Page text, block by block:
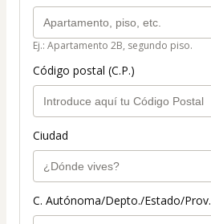
Ej.: Apartamento 2B, segundo piso.
Código postal (C.P.)
Ciudad
C. Autónoma/Depto./Estado/Prov.